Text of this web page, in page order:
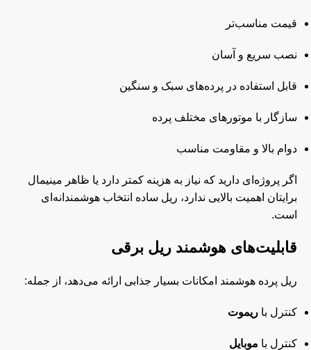
قیمت مناسب‌تر
نصب سریع و آسان
قابل استفاده در پرده‌های سبک و سنگین
سازگار با موتورهای مختلف پرده
دوام بالا و مقاومت مناسب
اگر پروژه‌ای دارید که نیاز به هزینه کمتر دارد یا ظاهر مینیمال
برایتان اهمیت بالایی ندارد، ریل ساده انتخاب هوشمندانه‌ای
است.
قابلیت‌های هوشمند ریل برقی
ریل پرده هوشمند امکانات بسیار جذابی ارائه می‌دهد، از جمله:
کنترل با ریموت
کنترل با موبایل